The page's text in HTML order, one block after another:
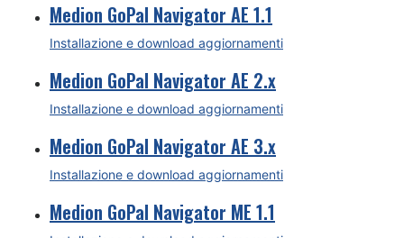
Medion GoPal Navigator AE 1.1
Installazione e download aggiornamenti
Medion GoPal Navigator AE 2.x
Installazione e download aggiornamenti
Medion GoPal Navigator AE 3.x
Installazione e download aggiornamenti
Medion GoPal Navigator ME 1.1